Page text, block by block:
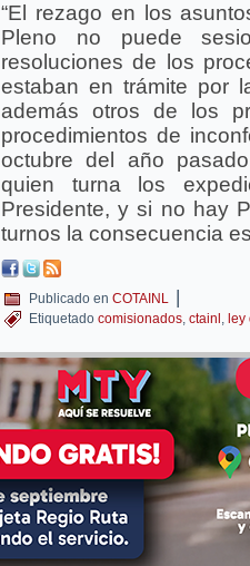
“El rezago en los
Pleno no puede
resoluciones de los
estaban en trámite por
además otros de los
procedimientos de
octubre del año
quien turna los
Presidente, y si no hay
turnos la consecuencia
Publicado en COTAINL |
Etiquetado comisionados, ctainl ,